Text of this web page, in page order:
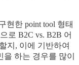
현한 point tool 형태
로 B2C vs. B2B 어
지, 이에 기반하여
하는 경우를 많이